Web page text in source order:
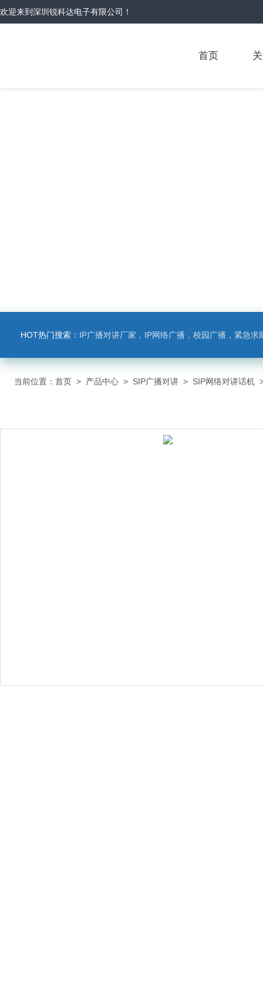
欢迎来到深圳锐科达电子有限公司 ！
首页
HOT热门搜索： IP广播对讲厂家，IP网络广播，校园广播，紧急求助，IP广播对讲系
当前位置： 首页 > 产品中心 > SIP广播对讲 > SIP网络对讲话机